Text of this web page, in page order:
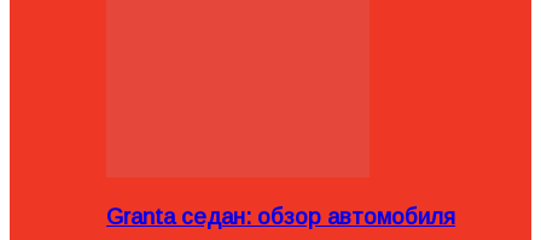
Granta седан: обзор автомобиля